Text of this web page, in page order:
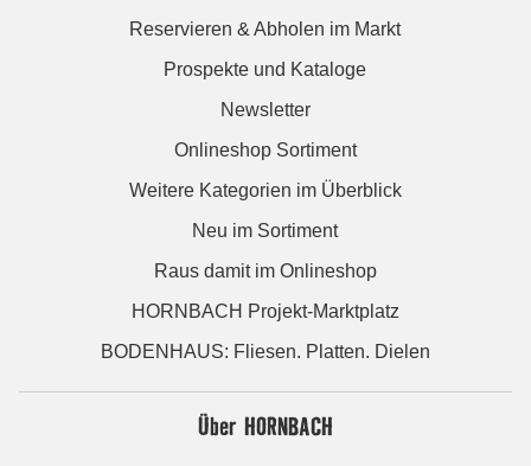
Reservieren & Abholen im Markt
Prospekte und Kataloge
Newsletter
Onlineshop Sortiment
Weitere Kategorien im Überblick
Neu im Sortiment
Raus damit im Onlineshop
HORNBACH Projekt-Marktplatz
BODENHAUS: Fliesen. Platten. Dielen
Über HORNBACH